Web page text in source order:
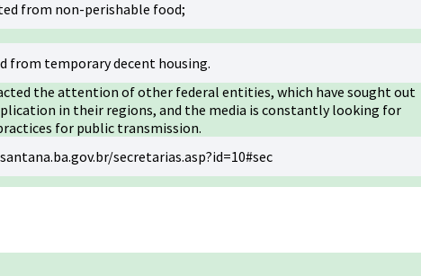
from non-perishable food;
from temporary decent housing.
the attention of other federal entities, which have sought out
in their regions, and the media is constantly looking for
for public transmission.
secretarias.asp?id=10#sec